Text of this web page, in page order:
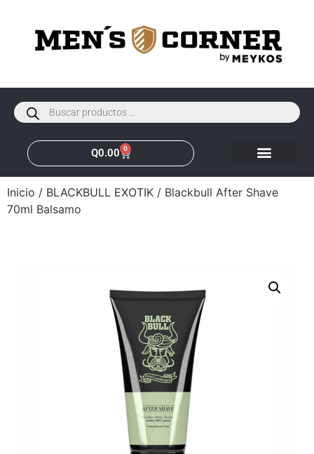
Q0.00 0
Inicio / BLACKBULL EXOTIK / Blackbull After Shave
70ml Balsamo